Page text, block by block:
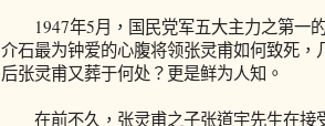
1947年5月，国民党军五大主力之第一
介石最为钟爱的心腹将领张灵甫如何致死
后张灵甫又葬于何处？更是鲜为人知。
在前不久，张灵甫之子张道宇先生在接